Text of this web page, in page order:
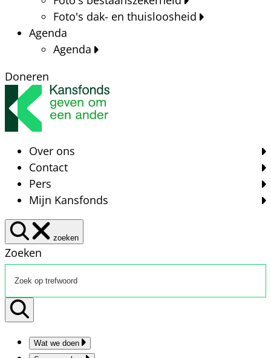
Foto's dak- en thuisloosheid
Agenda
Agenda
Doneren
Over ons
Contact
Pers
Mijn Kansfonds
zoeken
Zoeken
Wat we doen